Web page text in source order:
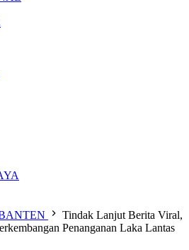
Tindak Lanjut Berita Viral,
Penanganan Laka Lantas